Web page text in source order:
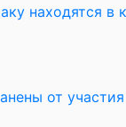
находятся в
от